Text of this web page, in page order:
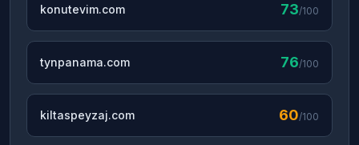
konutevim.com 73/100
tynpanama.com 76/100
kiltaspeyzaj.com 60/100